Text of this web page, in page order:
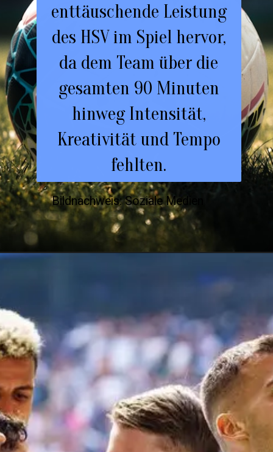
enttäuschende Leistung
des HSV im Spiel hervor,
da dem Team über die
gesamten 90 Minuten
hinweg Intensität,
Kreativität und Tempo
fehlten.
Bildnachweis: Soziale Medien